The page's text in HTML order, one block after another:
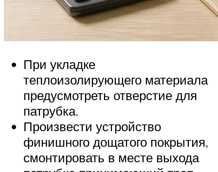
При укладке
теплоизолирующего материала
предусмотреть отверстие для
патрубка.
Произвести устройство
финишного дощатого покрытия,
смонтировать в месте выхода